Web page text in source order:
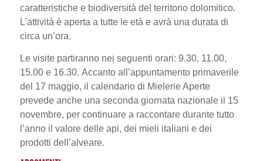
caratteristiche e biodiversità del territorio dolomitico.
L’attività è aperta a tutte le età e avrà una durata di
circa un’ora.
Le visite partiranno nei seguenti orari: 9.30, 11.00,
15.00 e 16.30. Accanto all’appuntamento primaverile
del 17 maggio, il calendario di Mielerie Aperte
prevede anche una seconda giornata nazionale il 15
novembre, per continuare a raccontare durante tutto
l’anno il valore delle api, dei mieli italiani e dei
prodotti dell’alveare.